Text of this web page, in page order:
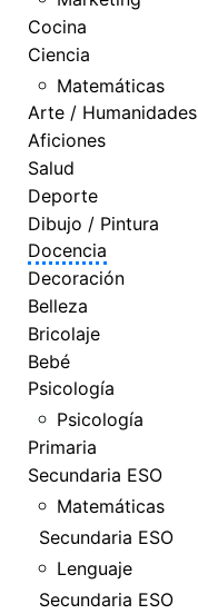
Cocina
Ciencia
Matemáticas
Arte / Humanidades
Aficiones
Salud
Deporte
Dibujo / Pintura
Docencia
Decoración
Belleza
Bricolaje
Bebé
Psicología
Psicología
Primaria
Secundaria ESO
Matemáticas
Secundaria ESO
Lenguaje
Secundaria ESO